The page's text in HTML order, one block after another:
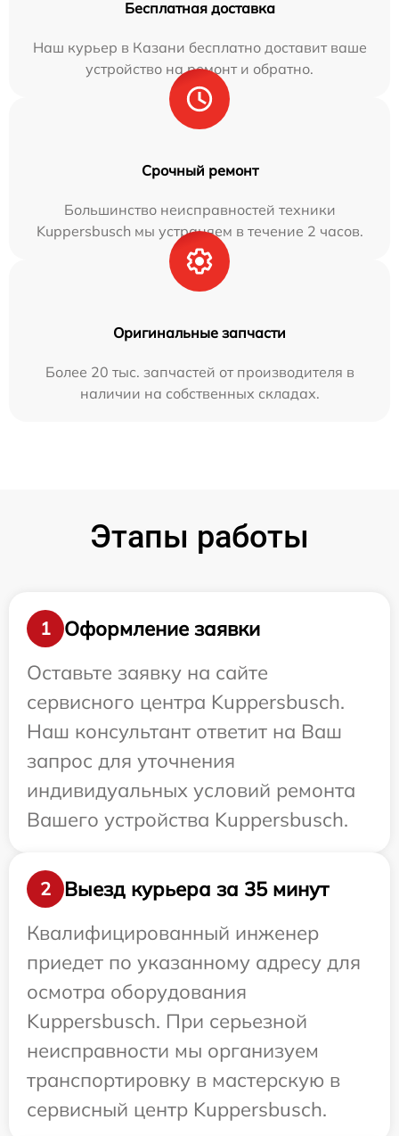
Бесплатная доставка
Наш курьер в Казани бесплатно доставит ваше
устройство на ремонт и обратно.
Срочный ремонт
Большинство неисправностей техники
Kuppersbusch мы устраняем в течение 2 часов.
Оригинальные запчасти
Более 20 тыс. запчастей от производителя в
наличии на собственных складах.
Этапы работы
1
Оформление заявки
Оставьте заявку на сайте
сервисного центра Kuppersbusch.
Наш консультант ответит на Ваш
запрос для уточнения
индивидуальных условий ремонта
Вашего устройства Kuppersbusch.
2
Выезд курьера за 35 минут
Квалифицированный инженер
приедет по указанному адресу для
осмотра оборудования
Kuppersbusch. При серьезной
неисправности мы организуем
транспортировку в мастерскую в
сервисный центр Kuppersbusch.